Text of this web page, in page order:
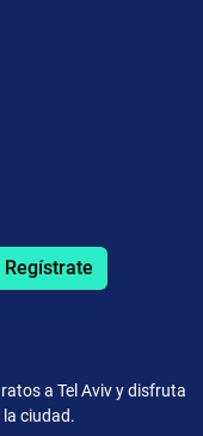
Regístrate
a Tel Aviv y disfruta
la ciudad.